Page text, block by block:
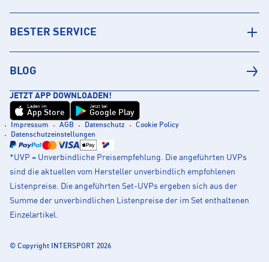
BESTER SERVICE
BLOG
JETZT APP DOWNLOADEN!
Laden im
App Store
Jetzt bei
Google Play
Impressum AGB Datenschutz
Cookie Policy
Datenschutzeinstellungen
*UVP = Unverbindliche Preisempfehlung. Die angeführten UVPs
sind die aktuellen vom Hersteller unverbindlich empfohlenen
Listenpreise. Die angeführten Set-UVPs ergeben sich aus der
Summe der unverbindlichen Listenpreise der im Set enthaltenen
Einzelartikel.
© Copyright INTERSPORT 2026